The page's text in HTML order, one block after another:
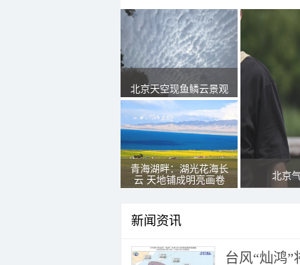
北京天空现鱼鳞云景观
青海湖畔：湖光花海长
云 天地铺成明亮画卷
北京
新闻资讯
台风“灿鸿